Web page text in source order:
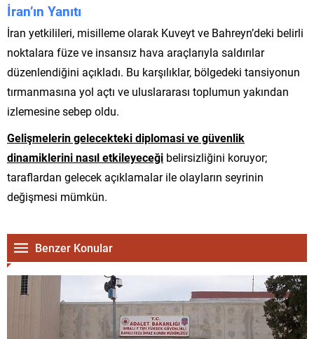
İran’ın Yanıtı
İran yetkilileri, misilleme olarak Kuveyt ve Bahreyn’deki belirli
noktalara füze ve insansız hava araçlarıyla saldırılar
düzenlendiğini açıkladı. Bu karşılıklar, bölgedeki tansiyonun
tırmanmasına yol açtı ve uluslararası toplumun yakından
izlemesine sebep oldu.
Gelişmelerin gelecekteki diplomasi ve güvenlik
dinamiklerini nasıl etkileyeceği belirsizliğini koruyor;
taraflardan gelecek açıklamalar ile olayların seyrinin
değişmesi mümkün.
Benzer Konular